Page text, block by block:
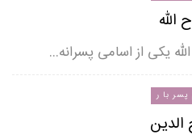
الله
یکی از اسامی پسرانه…
پسر با ر
الدین